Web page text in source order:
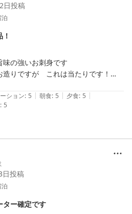
日投稿
の強いお刺身です
りですが　これは当たりです！
食べてたのでは！？
リコリじゅわ〜がたまりません　ここ
ぎ！
杯目は白ごはんで美味しくいただきま
ション: 5 | 朝食: 5 | 夕食: 5 |
: 5
投稿
ター確定です